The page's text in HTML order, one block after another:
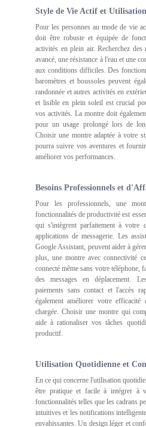
Style de Vie Actif et
Pour les personnes au mode de vie
doit être robuste et équipée de
activités en plein air. Recherchez
avancé, une résistance à l'eau et une
aux conditions difficiles. Des
baromètres et boussoles peuvent
randonnée et autres activités en
et lisible en plein soleil est crucial
vos activités. La montre doit
pour un usage prolongé lors de
Choisir une montre adaptée à votre
pourra suivre vos aventures et
améliorer vos performances.
Besoins Professionnels et
Pour les professionnels, une
fonctionnalités de productivité est
qui s'intègrent parfaitement à votre
applications de messagerie. Les
Google Assistant, peuvent aider à
plus, une montre avec connectivité
connecté même sans votre téléphone,
des messages en déplacement.
paiements sans contact et l'accès
également améliorer votre
chargée. Choisir une montre qui
aide à rationaliser vos tâches
productif.
Utilisation Quotidienne et
En ce qui concerne l'utilisation
être pratique et facile à intégrer à
fonctionnalités telles que les cadrans
intuitives et les notifications
envahissantes. Un design léger et